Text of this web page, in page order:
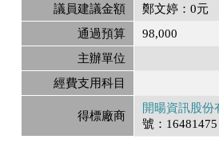
議員建議金額
鄭文婷：0元
通過預算
98,000
主辦單位
經費支用科目
得標廠商
開暘資訊股份
號：16481475